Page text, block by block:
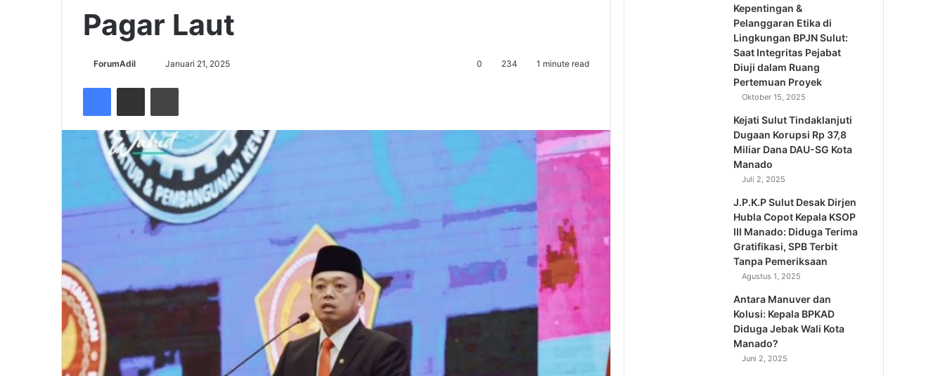
Pagar Laut
ForumAdil Januari 21, 2025 0 234 1 minute read
FacebookShare via Email Cetak
Kepentingan &
Pelanggaran Etika di
Lingkungan BPJN Sulut:
Saat Integritas Pejabat
Diuji dalam Ruang
Pertemuan Proyek
Oktober 15, 2025
Kejati Sulut Tindaklanjuti
Dugaan Korupsi Rp 37,8
Miliar Dana DAU-SG Kota
Manado
Juli 2, 2025
J.P.K.P Sulut Desak Dirjen
Hubla Copot Kepala KSOP
III Manado: Diduga Terima
Gratifikasi, SPB Terbit
Tanpa Pemeriksaan
Agustus 1, 2025
Antara Manuver dan
Kolusi: Kepala BPKAD
Diduga Jebak Wali Kota
Manado?
Juni 2, 2025